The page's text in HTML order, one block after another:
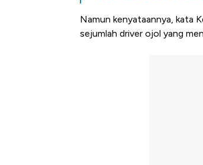
Namun kenyataannya, kata
sejumlah driver ojol yang